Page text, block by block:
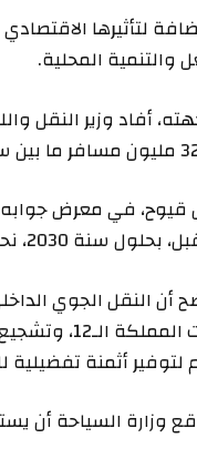
لتأثيرها
والتنمية المحلية.
قيوح، في معرض
نحو 60 مليون مسافر، و90 مليون مسافر بحلول سنة 2035.
أن النقل الجوي
جهات
لتوفير أثمنة تفضيلية
السياحة أن يستقبل المغرب 26 مليون سائح بحلول عام